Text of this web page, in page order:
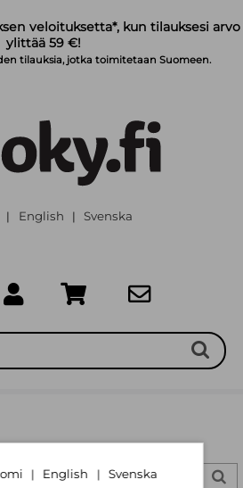
veloituksetta*, kun tilauksesi arvo
ylittää 59 €!
tilauksia, jotka toimitetaan Suomeen.
| English | Svenska
| English | Svenska